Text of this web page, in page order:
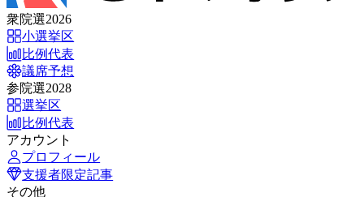
衆院選2026
小選挙区
比例代表
議席予想
参院選2028
選挙区
比例代表
アカウント
プロフィール
支援者限定記事
その他